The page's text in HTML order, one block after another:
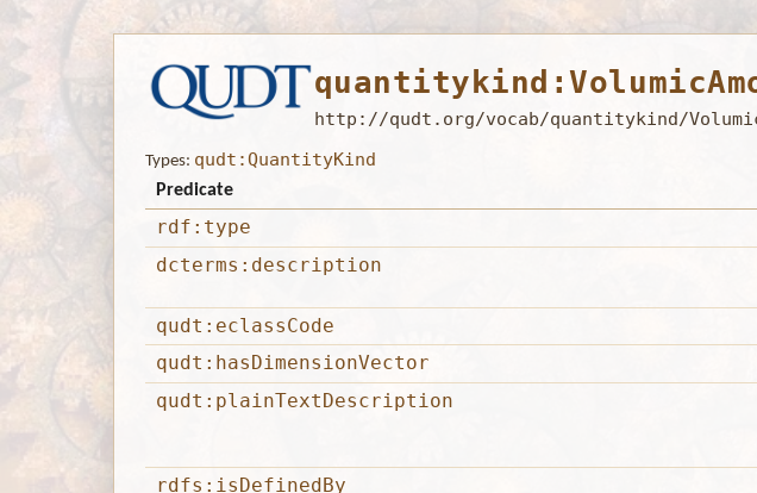
http://qudt.org/vocab/quantitykind/
Types: qudt:QuantityKind
Predicate
rdf:type
dcterms:description
qudt:eclassCode
qudt:hasDimensionVector
qudt:plainTextDescription
rdfs:isDefinedBy